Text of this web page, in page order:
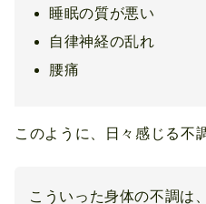
睡眠の質が悪い
自律神経の乱れ
腰痛
このように、日々感じる不
こういった身体の不調は